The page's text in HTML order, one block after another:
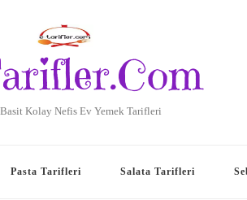
Kolay Nefis Ev Yemek Tarifleri
Pasta Tarifleri Salata Tarifleri